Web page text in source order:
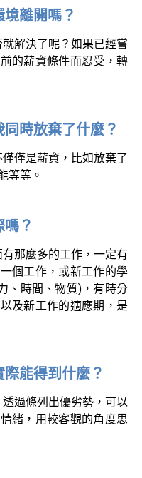
離開嗎？
解決了呢？如果已經嘗
的薪資條件而忍受，轉
時放棄了什麼？
僅是薪資，比如放棄了
等等。
？
那麼多的工作，一定有
個工作，或新工作的學
、時間、物質)，有時分
及新工作的適應期，是
能得到什麼？
過條列出優劣勢，可以
緒，用較客觀的角度思